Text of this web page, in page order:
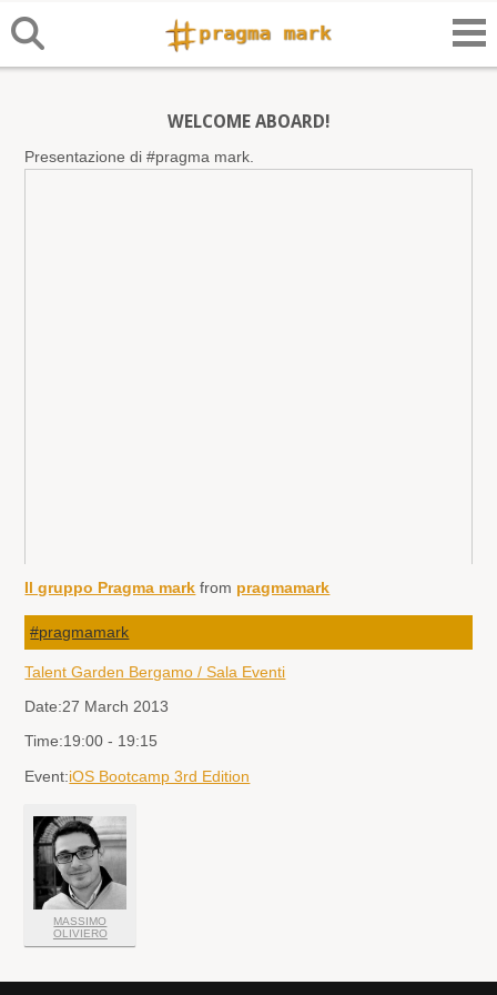
WELCOME ABOARD!
Presentazione di #pragma mark.
Il gruppo Pragma mark from pragmamark
#pragmamark
Talent Garden Bergamo / Sala Eventi
Date:27 March 2013
Time:19:00 - 19:15
Event:iOS Bootcamp 3rd Edition
MASSIMO
OLIVIERO